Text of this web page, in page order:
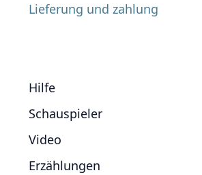
Lieferung und zahlung
Hilfe
Schauspieler
Video
Erzählungen